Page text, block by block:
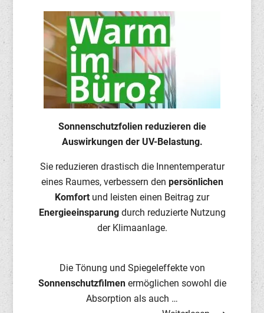
Sonnenschutzfolien reduzieren die
Auswirkungen der UV-Belastung.
Sie reduzieren drastisch die Innentemperatur
eines Raumes, verbessern den persönlichen
Komfort und leisten einen Beitrag zur
Energieeinsparungdurch reduzierte Nutzung
der Klimaanlage.
Die Tönung und Spiegeleffekte von
Sonnenschutzfilmenermöglichen sowohl die
Absorption als auch …